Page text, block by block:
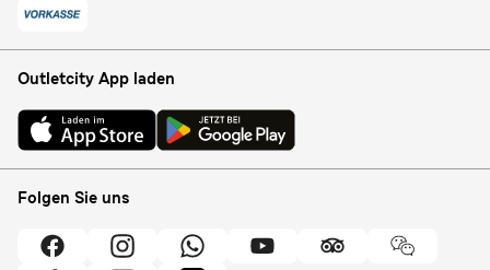
Outletcity App laden
Folgen Sie uns